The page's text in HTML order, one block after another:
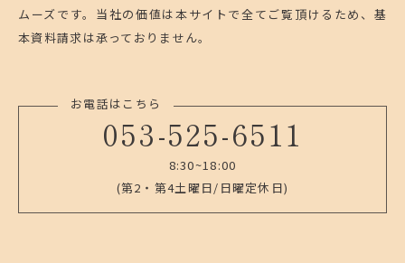
ムーズです。 当社の価値は本サイトで全てご覧頂けるため、基
本資料請求は承っておりません。
お電話はこちら
053-525-6511
8:30~18:00
(第2・第4土曜日/日曜定休日)